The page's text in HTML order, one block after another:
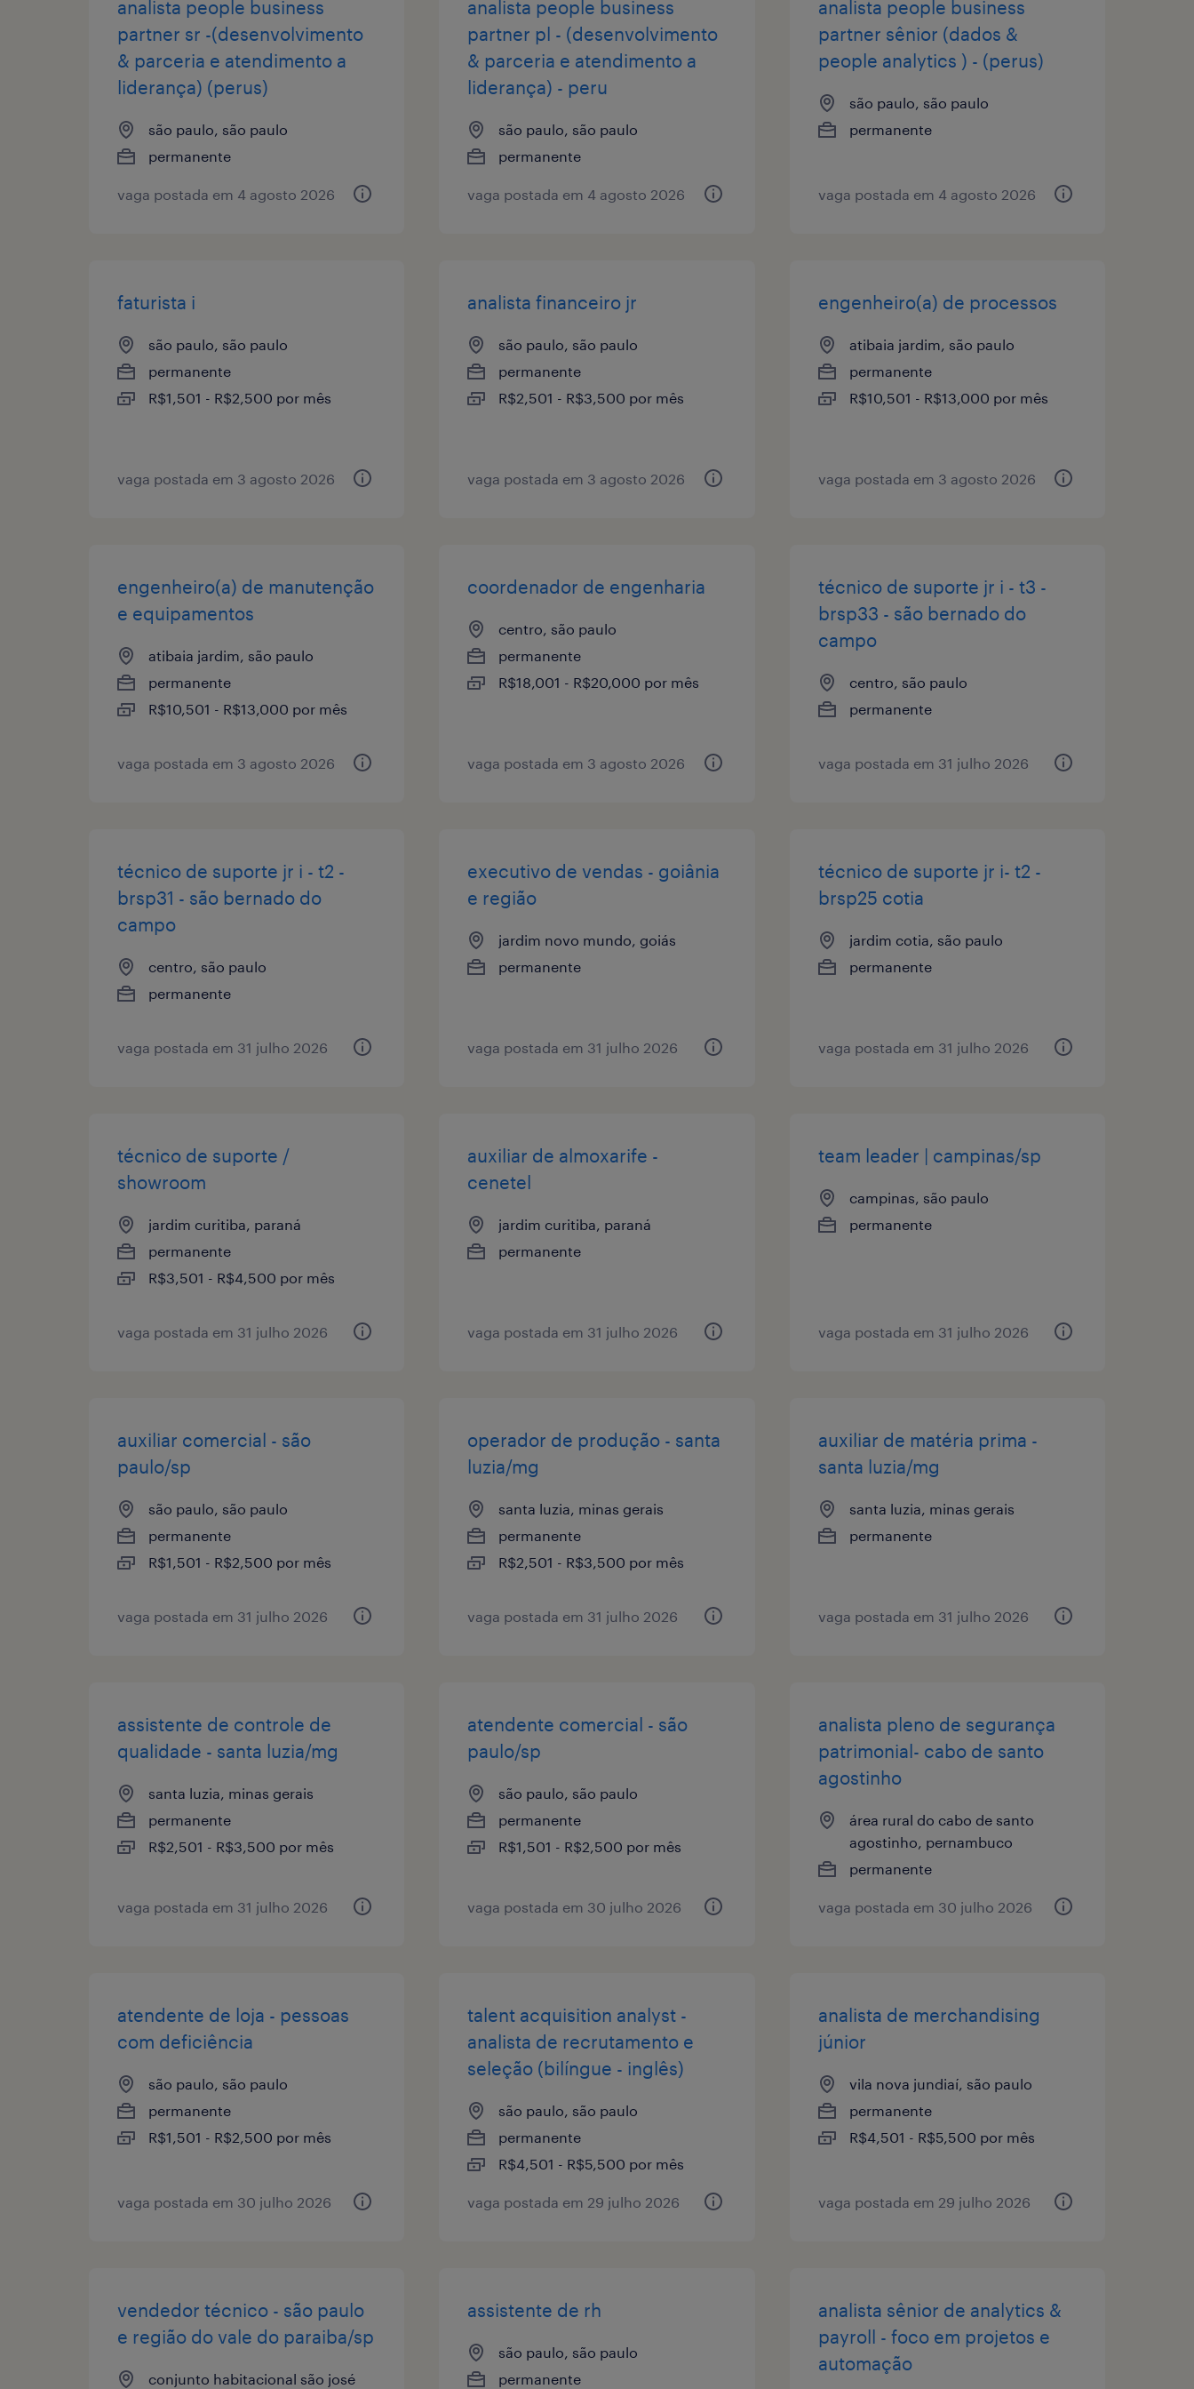
analista people business
partner sr -(desenvolvimento
& parceria e atendimento a
liderança) (perus)
são paulo, são paulo
permanente
vaga postada em 4 agosto 2026
analista people business
partner pl - (desenvolvimento
& parceria e atendimento a
liderança) - peru
são paulo, são paulo
permanente
vaga postada em 4 agosto 2026
analista people business
partner sênior (dados &
people analytics ) - (perus)
são paulo, são paulo
permanente
vaga postada em 4 agosto 2026
faturista i
são paulo, são paulo
permanente
R$1,501 - R$2,500 por mês
vaga postada em 3 agosto 2026
analista financeiro jr
são paulo, são paulo
permanente
R$2,501 - R$3,500 por mês
vaga postada em 3 agosto 2026
engenheiro(a) de processos
atibaia jardim, são paulo
permanente
R$10,501 - R$13,000 por mês
vaga postada em 3 agosto 2026
engenheiro(a) de manutenção
e equipamentos
atibaia jardim, são paulo
permanente
R$10,501 - R$13,000 por mês
vaga postada em 3 agosto 2026
coordenador de engenharia
centro, são paulo
permanente
R$18,001 - R$20,000 por mês
vaga postada em 3 agosto 2026
técnico de suporte jr i - t3 -
brsp33 - são bernado do
campo
centro, são paulo
permanente
vaga postada em 31 julho 2026
técnico de suporte jr i - t2 -
brsp31 - são bernado do
campo
centro, são paulo
permanente
vaga postada em 31 julho 2026
executivo de vendas - goiânia
e região
jardim novo mundo, goiás
permanente
vaga postada em 31 julho 2026
técnico de suporte jr i- t2 -
brsp25 cotia
jardim cotia, são paulo
permanente
vaga postada em 31 julho 2026
técnico de suporte /
showroom
jardim curitiba, paraná
permanente
R$3,501 - R$4,500 por mês
vaga postada em 31 julho 2026
auxiliar de almoxarife -
cenetel
jardim curitiba, paraná
permanente
vaga postada em 31 julho 2026
team leader | campinas/sp
campinas, são paulo
permanente
vaga postada em 31 julho 2026
auxiliar comercial - são
paulo/sp
são paulo, são paulo
permanente
R$1,501 - R$2,500 por mês
vaga postada em 31 julho 2026
operador de produção - santa
luzia/mg
santa luzia, minas gerais
permanente
R$2,501 - R$3,500 por mês
vaga postada em 31 julho 2026
auxiliar de matéria prima -
santa luzia/mg
santa luzia, minas gerais
permanente
vaga postada em 31 julho 2026
assistente de controle de
qualidade - santa luzia/mg
santa luzia, minas gerais
permanente
R$2,501 - R$3,500 por mês
vaga postada em 31 julho 2026
atendente comercial - são
paulo/sp
são paulo, são paulo
permanente
R$1,501 - R$2,500 por mês
vaga postada em 30 julho 2026
analista pleno de segurança
patrimonial- cabo de santo
agostinho
área rural do cabo de santo
agostinho, pernambuco
permanente
vaga postada em 30 julho 2026
atendente de loja - pessoas
com deficiência
são paulo, são paulo
permanente
R$1,501 - R$2,500 por mês
vaga postada em 30 julho 2026
talent acquisition analyst -
analista de recrutamento e
seleção (bilíngue - inglês)
são paulo, são paulo
permanente
R$4,501 - R$5,500 por mês
vaga postada em 29 julho 2026
analista de merchandising
júnior
vila nova jundiaí, são paulo
permanente
R$4,501 - R$5,500 por mês
vaga postada em 29 julho 2026
vendedor técnico - são paulo
e região do vale do paraiba/sp
conjunto habitacional são josé
assistente de rh
são paulo, são paulo
permanente
analista sênior de analytics &
payroll - foco em projetos e
automação